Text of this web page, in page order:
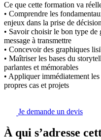
Ce que cette formation va
• Comprendre les
enjeux dans la prise de décision
• Savoir choisir le bon type de
message à transmettre
• Concevoir des graphiques
• Maîtriser les bases du
parlantes et mémorables
• Appliquer immédiatement
propres cas et projets
Je demande un devis
À qui s’adresse